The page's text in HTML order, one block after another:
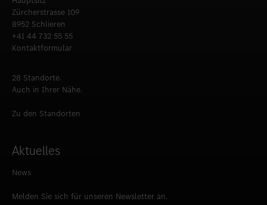
Zürcherstrasse 109
8952 Schlieren
+41 44 732 55 55
Kontaktformular
28 Standorte.
Auch in Ihrer Nähe.
Zu den Standorten
Aktuelles
News
Melden Sie sich für unseren Newsletter an.